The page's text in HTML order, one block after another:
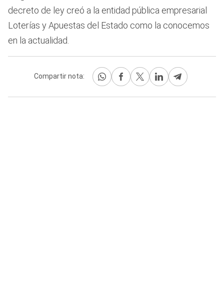
decreto de ley creó a la entidad pública empresarial
Loterías y Apuestas del Estado como la conocemos
en la actualidad.
Compartir nota: